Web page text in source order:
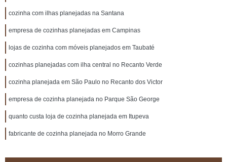
cozinha com ilhas planejadas na Santana
empresa de cozinhas planejadas em Campinas
lojas de cozinha com móveis planejados em Taubaté
cozinhas planejadas com ilha central no Recanto Verde
cozinha planejada em São Paulo no Recanto dos Victor
empresa de cozinha planejada no Parque São George
quanto custa loja de cozinha planejada em Itupeva
fabricante de cozinha planejada no Morro Grande